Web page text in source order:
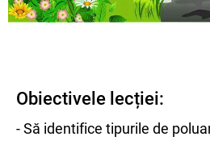
Obiectivele lecției:
- Să identifice tipurile de